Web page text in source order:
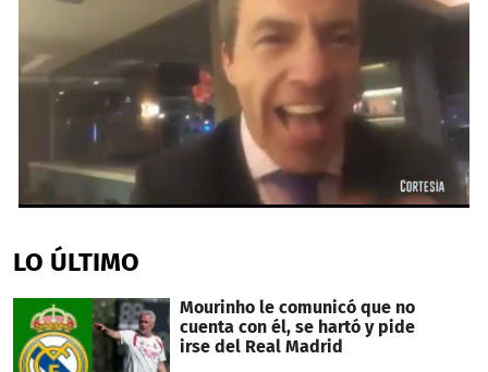
of
40
LO ÚLTIMO
Mourinho le comunicó que no
cuenta con él, se hartó y pide
irse del Real Madrid